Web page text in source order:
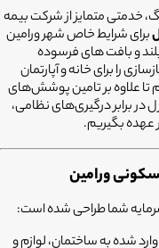
متمایز از شرکت بیمه
برای شرایط خاص شهر ورامین
و بافت های فرسوده
را برای خانه و آپارتمان
علاوه بر تامین پوشش‌های
در برابر درگیری‌های نظامی،
عهده بگیریم.
ورامین
شما طراحی شده است:
شده به ساختمان، لوازم و